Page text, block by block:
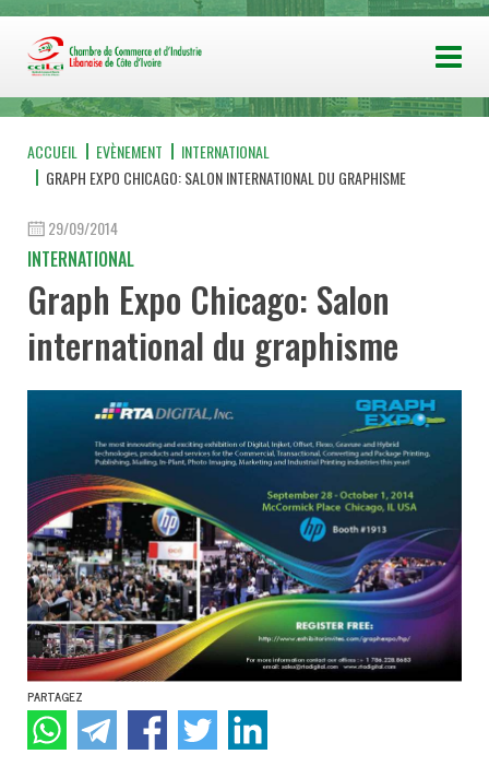
ACCUEIL EVÈNEMENT
INTERNATIONAL
GRAPH EXPO CHICAGO: SALON INTERNATIONAL DU GRAPHISME
29/09/2014
INTERNATIONAL
Graph Expo Chicago: Salon
international du graphisme
PARTAGEZ